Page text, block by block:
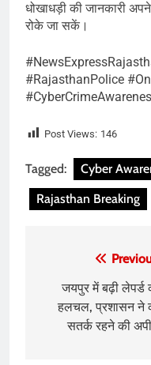
धोखाधड़ी की जानकारी
रोके जा सकें।
#RajasthanPolice
Post Views: 146
Tagged: Cyber
Rajasthan Breaking
navigation
जयपुर में बढ़ी लेपर्ड
हलचल, प्रशासन ने
सतर्क रहने की